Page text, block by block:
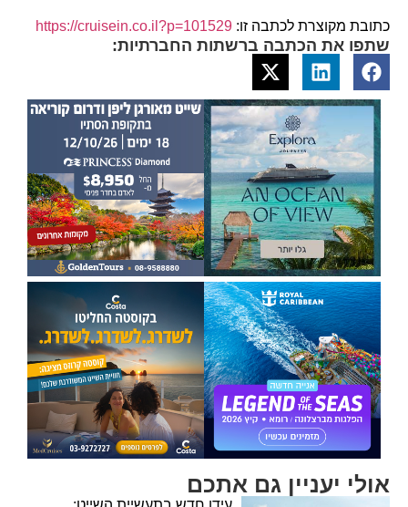
כתובת מקוצרת לכתבה זו: https://cruisein.co.il?p=101529
שתפו את הכתבה ברשתות החברתיות:
אולי יעניין גם אתכם